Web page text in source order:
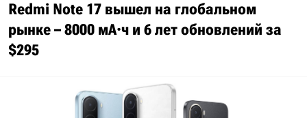
Redmi Note 17 вышел на глобальном
рынке – 8000 мА·ч и 6 лет обновлений за
$295